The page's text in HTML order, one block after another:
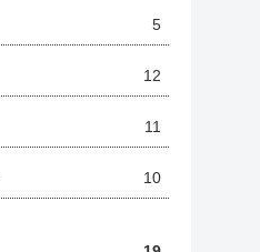
5
12
11
10